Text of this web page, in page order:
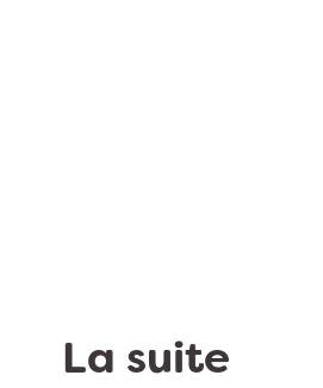
La suite